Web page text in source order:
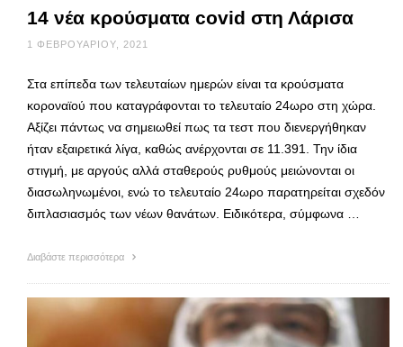
14 νέα κρούσματα covid στη Λάρισα
1 ΦΕΒΡΟΥΑΡΊΟΥ, 2021
Στα επίπεδα των τελευταίων ημερών είναι τα κρούσματα
κοροναϊού που καταγράφονται το τελευταίο 24ωρο στη χώρα.
Αξίζει πάντως να σημειωθεί πως τα τεστ που διενεργήθηκαν
ήταν εξαιρετικά λίγα, καθώς ανέρχονται σε 11.391. Την ίδια
στιγμή, με αργούς αλλά σταθερούς ρυθμούς μειώνονται οι
διασωληνωμένοι, ενώ το τελευταίο 24ωρο παρατηρείται σχεδόν
διπλασιασμός των νέων θανάτων. Ειδικότερα, σύμφωνα …
Διαβάστε περισσότερα